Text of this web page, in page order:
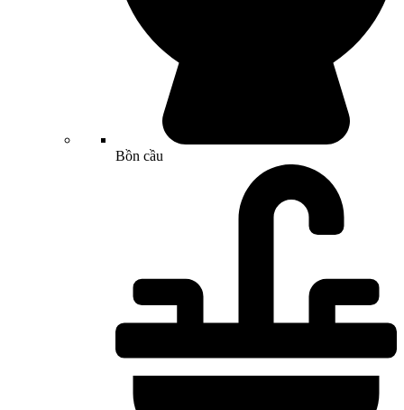
Bồn cầu